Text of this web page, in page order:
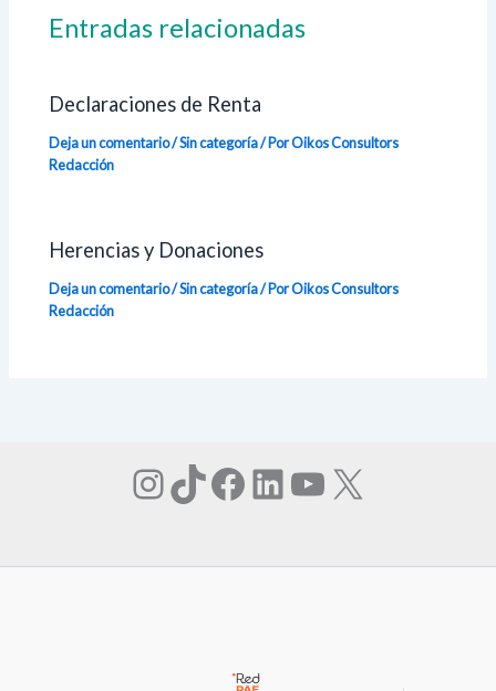
Entradas relacionadas
Declaraciones de Renta
Deja un comentario/Sin categoría/ Por Oikos Consultors
Redacción
Herencias y Donaciones
Deja un comentario/Sin categoría/ Por Oikos Consultors
Redacción
Instagram
TikTok
Facebook
LinkedIn
YouTube
X